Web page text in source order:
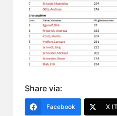
Share via:
Facebook X